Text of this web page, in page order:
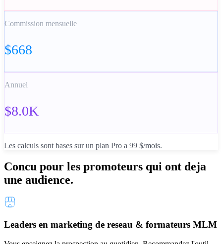
Commission mensuelle
$668
Annuel
$8.0K
Les calculs sont bases sur un plan Pro a 99 $/mois.
Concu pour les promoteurs qui ont deja
une audience.
Leaders en marketing de reseau & formateurs MLM